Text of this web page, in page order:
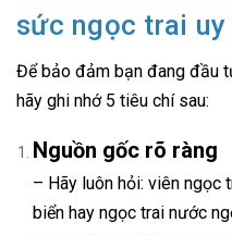
sức ngọc trai uy
Để bảo đảm bạn đang đầu
hãy ghi nhớ 5 tiêu chí sau:
Nguồn gốc rõ ràng
– Hãy luôn hỏi: viên ngọc
biển hay ngọc trai nước